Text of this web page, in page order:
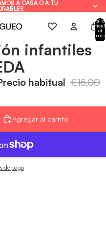
A CASA O A TU
A CASA O A TU
Total
en el
carrito:
infantiles
habitual €15,00
Agregar al carrito
de pago